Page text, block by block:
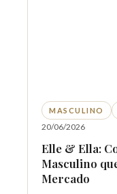
MASCULINO
20/06/2026
Elle & Ella:
Masculino
Mercado